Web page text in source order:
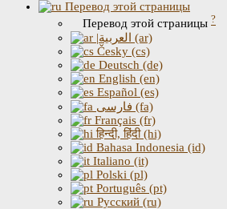
Перевод этой страницы
Перевод этой страницы ?
|العربية (ar)
Česky (cs)
Deutsch (de)
English (en)
Español (es)
فارسی (fa)
Français (fr)
हिन्दी, हिंदी (hi)
Bahasa Indonesia (id)
Italiano (it)
Polski (pl)
Português (pt)
Русский (ru)